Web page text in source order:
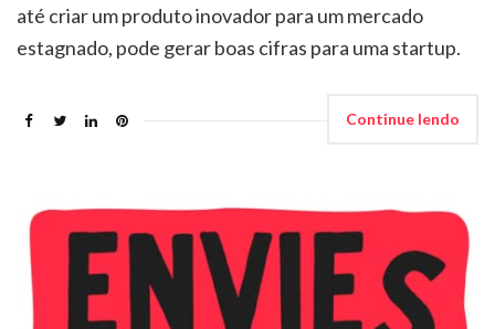
até criar um produto inovador para um mercado
estagnado, pode gerar boas cifras para uma startup.
Continue lendo